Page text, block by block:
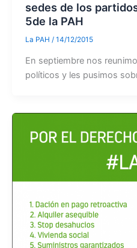
sedes de los
5de la PAH
La PAH / 14/12/2015
En septiembre nos
políticos y les pusimos